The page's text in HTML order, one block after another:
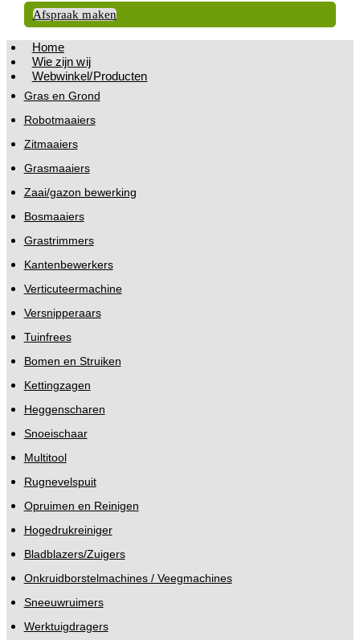
Afspraak maken
Home
Wie zijn wij
Webwinkel/Producten
Gras en Grond
Robotmaaiers
Zitmaaiers
Grasmaaiers
Zaai/gazon bewerking
Bosmaaiers
Grastrimmers
Kantenbewerkers
Verticuteermachine
Versnipperaars
Tuinfrees
Bomen en Struiken
Kettingzagen
Heggenscharen
Snoeischaar
Multitool
Rugnevelspuit
Opruimen en Reinigen
Hogedrukreiniger
Bladblazers/Zuigers
Onkruidborstelmachines / Veegmachines
Sneeuwruimers
Werktuigdragers